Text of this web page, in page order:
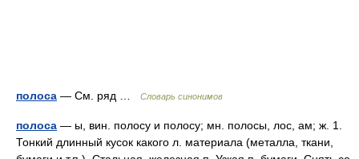
полоса — См. ряд … Словарь синонимов
полоса — ы, вин. полосу и полосу; мн. полосы, лос, ам; ж. 1.
Тонкий длинный кусок какого л. материала (металла, ткани,